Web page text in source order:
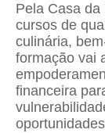
Pela Casa
cursos de
culinária,
formação vai
financeira